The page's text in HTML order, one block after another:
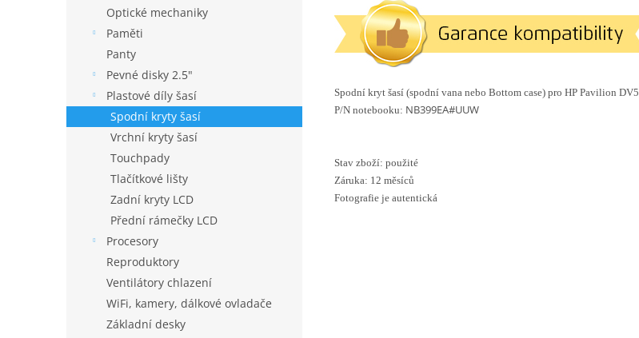
Optické mechaniky
Paměti
Panty
Pevné disky 2.5"
Plastové díly šasí
Spodní kryty šasí
Vrchní kryty šasí
Touchpady
Tlačítkové lišty
Zadní kryty LCD
Přední rámečky LCD
Procesory
Reproduktory
Ventilátory chlazení
WiFi, kamery, dálkové ovladače
Základní desky
Spodní kryt šasí (spodní vana nebo Bottom case) pro HP Pavilion DV5.
P/N notebooku: NB399EA#UUW
Stav zboží: použité
Záruka: 12 měsíců
Fotografie je autentická